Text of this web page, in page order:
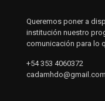
Queremos poner a
institución nuestro
comunicación para lo
+54 353 4060372
cadamhdo@gmail.com